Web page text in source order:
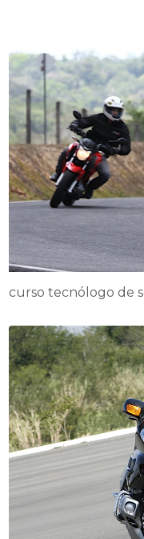
curso tecnólogo de